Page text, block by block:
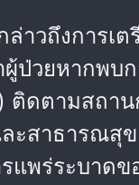
าวถึงการเ
ป่วยหากพบ
ติดตามสถา
ะสาธารณสุ
แพร่ระบาด